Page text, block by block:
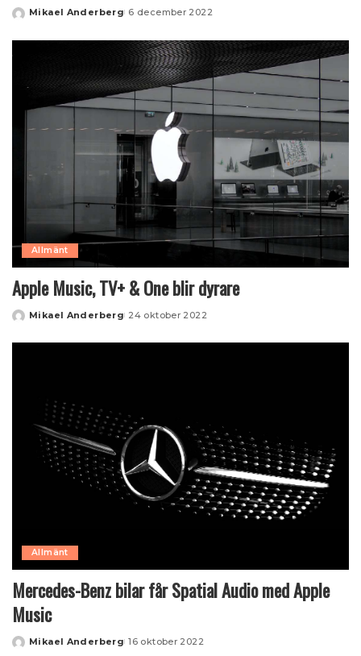
Posted
Mikael Anderberg 6 december 2022
Allmänt
Apple Music, TV+ & One blir dyrare
Posted
Mikael Anderberg 24 oktober 2022
Allmänt
Mercedes-Benz bilar får Spatial Audio med Apple
Music
Posted
Mikael Anderberg 16 oktober 2022